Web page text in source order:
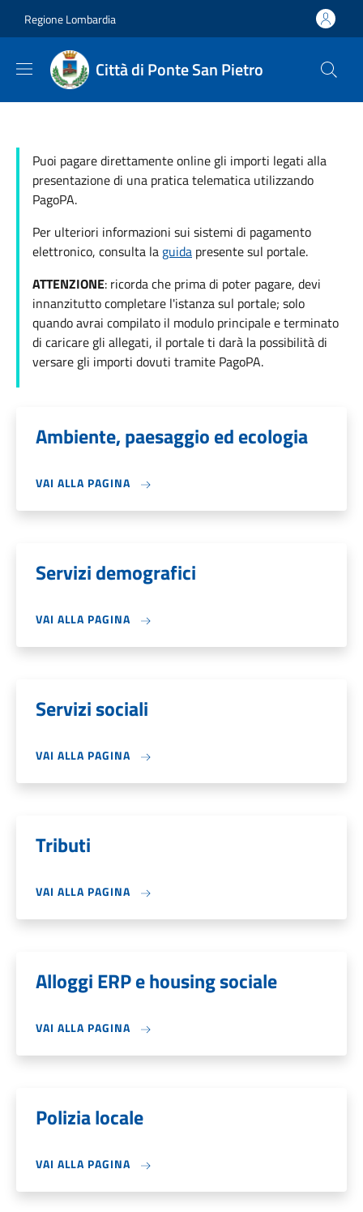
Regione Lombardia
Città di Ponte San Pietro
Puoi pagare direttamente online gli importi legati alla
presentazione di una pratica telematica utilizzando
PagoPA.
Per ulteriori informazioni sui sistemi di pagamento
elettronico, consulta la guida presente sul portale.
ATTENZIONE: ricorda che prima di poter pagare, devi
innanzitutto completare l'istanza sul portale; solo
quando avrai compilato il modulo principale e terminato
di caricare gli allegati, il portale ti darà la possibilità di
versare gli importi dovuti tramite PagoPA.
Ambiente, paesaggio ed ecologia
VAI ALLA PAGINA
Servizi demografici
VAI ALLA PAGINA
Servizi sociali
VAI ALLA PAGINA
Tributi
VAI ALLA PAGINA
Alloggi ERP e housing sociale
VAI ALLA PAGINA
Polizia locale
VAI ALLA PAGINA